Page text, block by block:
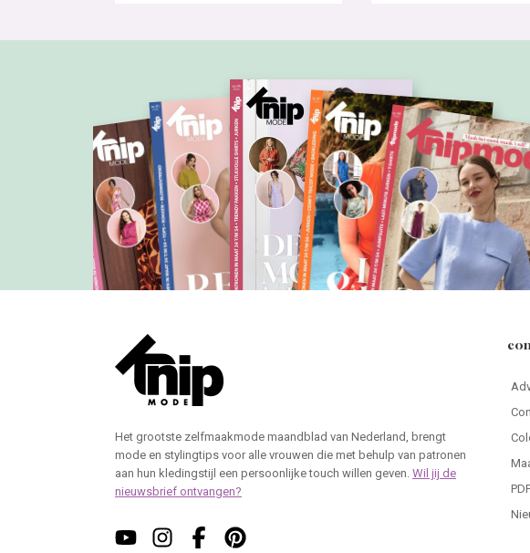
Het grootste zelfmaakmode maandblad van Nederland, brengt
mode en stylingtips voor alle vrouwen die met behulp van patronen
aan hun kledingstijl een persoonlijke touch willen geven. Wil jij de
nieuwsbrief ontvangen?